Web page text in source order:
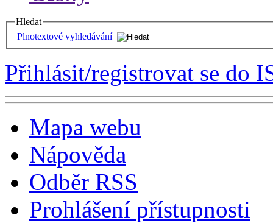
Hledat
Plnotextové vyhledávání
Přihlásit/registrovat se do
Mapa webu
Nápověda
Odběr RSS
Prohlášení přístupnosti